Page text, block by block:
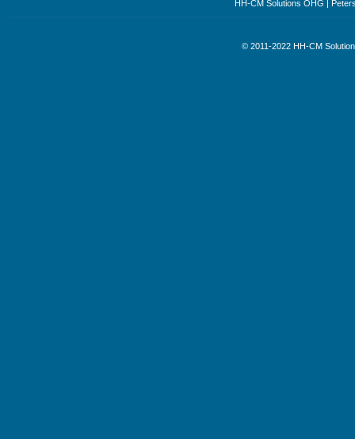
HH-CM Solutions OHG |
© 2011-2022 HH-CM